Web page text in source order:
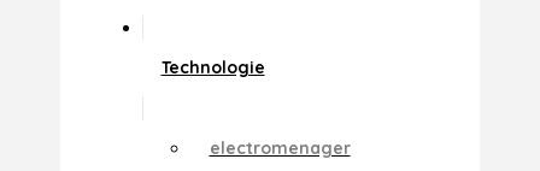
Technologie
electromenager